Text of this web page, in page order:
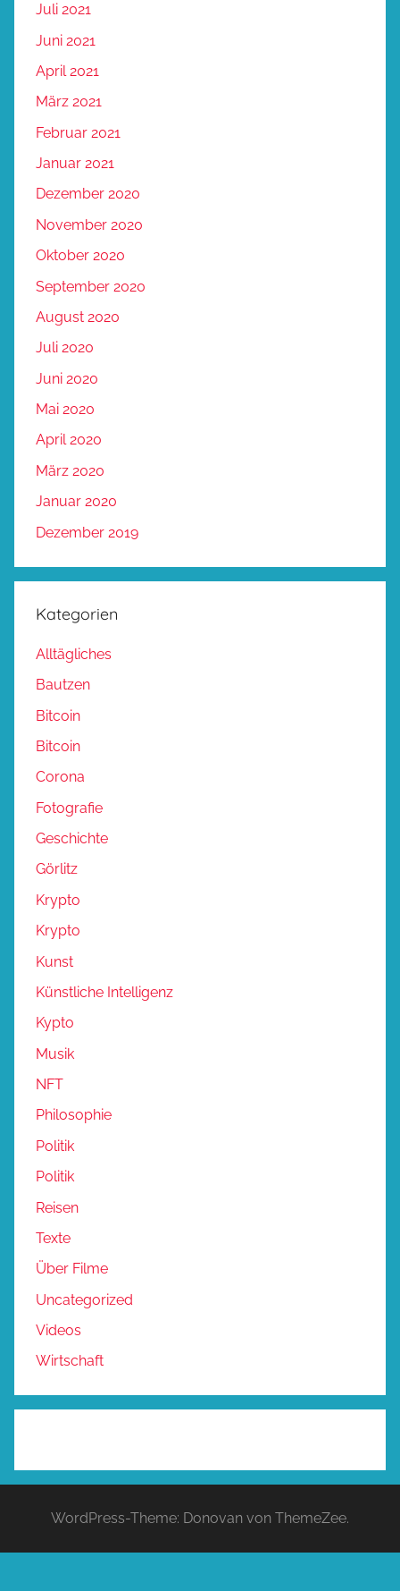
Juli 2021
Juni 2021
April 2021
März 2021
Februar 2021
Januar 2021
Dezember 2020
November 2020
Oktober 2020
September 2020
August 2020
Juli 2020
Juni 2020
Mai 2020
April 2020
März 2020
Januar 2020
Dezember 2019
Kategorien
Alltägliches
Bautzen
Bitcoin
Bitcoin
Corona
Fotografie
Geschichte
Görlitz
Krypto
Krypto
Kunst
Künstliche Intelligenz
Kypto
Musik
NFT
Philosophie
Politik
Politik
Reisen
Texte
Über Filme
Uncategorized
Videos
Wirtschaft
WordPress-Theme: Donovan von ThemeZee.